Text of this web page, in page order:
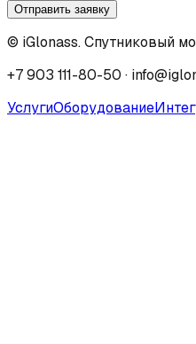
Отправить заявку
© iGlonass. Спутниковый
+7 903 111-80-50 ·
УслугиОборудование